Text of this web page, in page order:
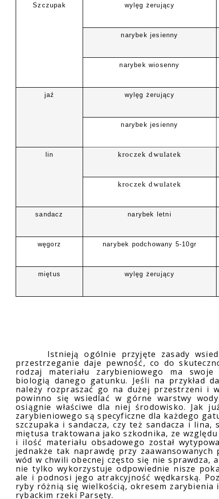
Szczupak wylęg żerujący
narybek jesienny
narybek wiosenny
jaź wylęg żerujący
narybek jesienny
lin kroczek dwulatek
kroczek dwulatek
sandacz narybek letni
węgorz narybek podchowany 5-10gr
miętus wylęg żerujący
Istnieją ogólnie przyjęte zasady
przestrzeganie daje pewność, co do
rodzaj materiału zarybieniowego ma swoje
biologią danego gatunku. Jeśli na przykład
należy rozpraszać go na dużej przestrzeni i
powinno się wsiedlać w górne warstwy
osiągnie właściwe dla niej środowisko. Jak
zarybieniowego są specyficzne dla każdego
szczupaka i sandacza, czy też sandacza i
miętusa traktowana jako szkodnika, ze
i ilość materiału obsadowego został
jednakże tak naprawdę przy
wód w chwili obecnej często się nie sprawdza,
nie tylko wykorzystuje odpowiednie nisze
ale i podnosi jego atrakcyjność wędkarską.
ryby różnią się wielkością, okresem
rybackim rzeki Parsęty.